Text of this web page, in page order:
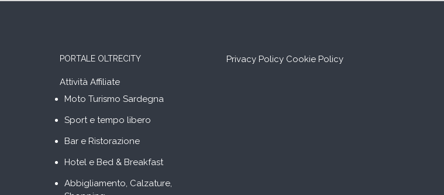
PORTALE OLTRECITY
Attività Affiliate
Moto Turismo Sardegna
Sport e tempo libero
Bar e Ristorazione
Hotel e Bed & Breakfast
Abbigliamento, Calzature,
Privacy Policy Cookie Policy